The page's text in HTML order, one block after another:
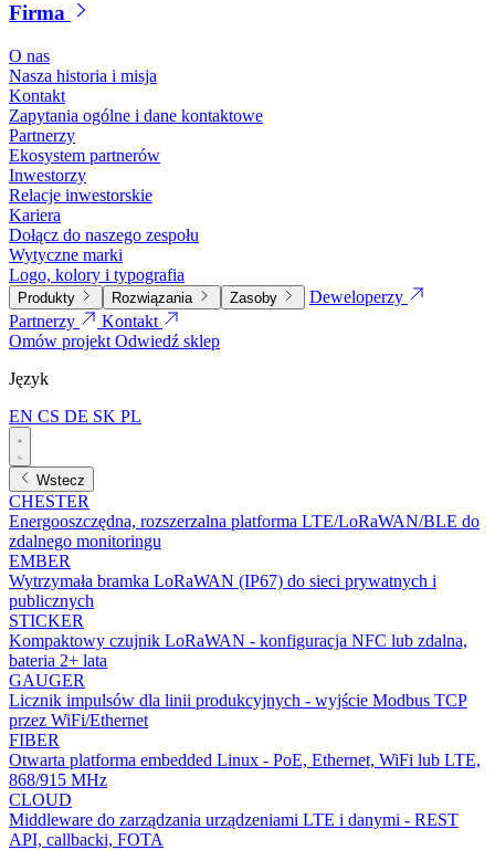
Firma
O nas
Nasza historia i misja
Kontakt
Zapytania ogólne i dane kontaktowe
Partnerzy
Ekosystem partnerów
Inwestorzy
Relacje inwestorskie
Kariera
Dołącz do naszego zespołu
Wytyczne marki
Logo, kolory i typografia
Produkty Rozwiązania Zasoby
Deweloperzy
Partnerzy
Kontakt
Omów projektOdwiedź sklep
Język
EN CS DE SK PL
Wstecz
CHESTER
Energooszczędna, rozszerzalna platforma LTE/LoRaWAN/BLE do
zdalnego monitoringu
EMBER
Wytrzymała bramka LoRaWAN (IP67) do sieci prywatnych i
publicznych
STICKER
Kompaktowy czujnik LoRaWAN - konfiguracja NFC lub zdalna,
bateria 2+ lata
GAUGER
Licznik impulsów dla linii produkcyjnych - wyjście Modbus TCP
przez WiFi/Ethernet
FIBER
Otwarta platforma embedded Linux - PoE, Ethernet, WiFi lub LTE,
868/915 MHz
CLOUD
Middleware do zarządzania urządzeniami LTE i danymi - REST
API, callbacki, FOTA